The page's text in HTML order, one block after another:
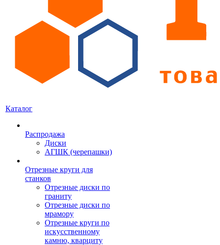
Каталог
Распродажа
Диски
АГШК (черепашки)
Отрезные круги для
станков
Отрезные диски по
граниту
Отрезные диски по
мрамору
Отрезные круги по
искусственному
камню, кварциту